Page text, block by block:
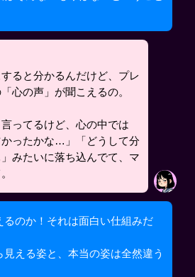
ると分かるんだけど、プレ
心の声」が聞こえるの。
ってるけど、心の中では
かったかな…」「どうして分
みたいに落ち込んでて、マ
るのか！それは面白い仕組みだ
見える姿と、本当の姿は全然違う